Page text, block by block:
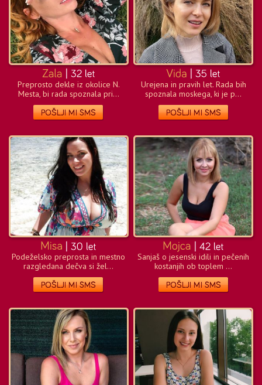
Preprosto dekle iz okolice N.
Mesta, bi rada spoznala pri...
Urejena in pravih let. Rada bih
spoznala moskega, ki je p...
Podeželsko preprosta in mestno
razgledana dečva si žel...
Sanjaš o jesenski idili in pečenih
kostanjih ob toplem ...